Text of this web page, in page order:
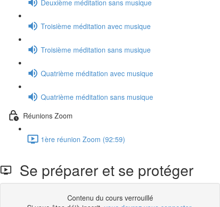
Deuxième méditation sans musique
Troisième méditation avec musique
Troisième méditation sans musique
Quatrième méditation avec musique
Quatrième méditation sans musique
Réunions Zoom
1ère réunion Zoom (92:59)
Se préparer et se protéger
Contenu du cours verrouillé